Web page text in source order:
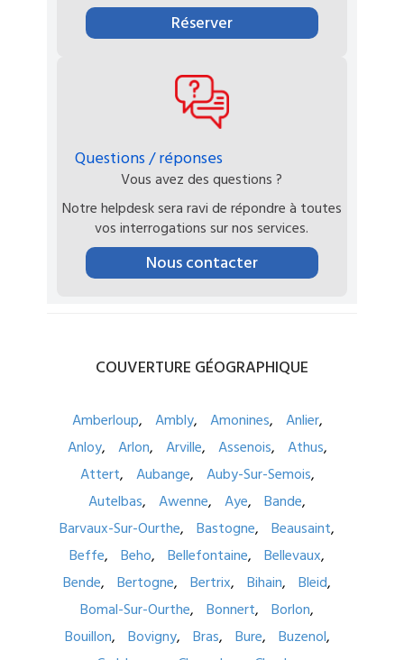
Réserver
Questions / réponses
Vous avez des questions ?
Notre helpdesk sera ravi de répondre à toutes
vos interrogations sur nos services.
Nous contacter
COUVERTURE GÉOGRAPHIQUE
Amberloup Ambly Amonines
Anlier
Anloy
Arlon Arville Assenois
Athus
Attert
Aubange
Auby-Sur-Semois
Autelbas
Awenne Aye
Bande
Barvaux-Sur-Ourthe
Bastogne
Beausaint
Beffe
Beho Bellefontaine
Bellevaux
Bende
Bertogne Bertrix Bihain
Bleid
Bomal-Sur-Ourthe
Bonnert
Borlon
Bouillon
Bovigny Bras Bure
Buzenol